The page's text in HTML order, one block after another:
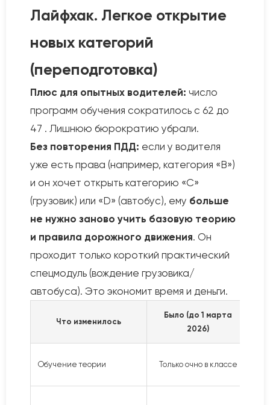
Лайфхак. Легкое открытие
новых категорий
(переподготовка)
Плюс для опытных водителей: число
программ обучения сократилось с 62 до
47 . Лишнюю бюрократию убрали.
Без повторения ПДД: если у водителя
уже есть права (например, категория «В»)
и он хочет открыть категорию «С»
(грузовик) или «D» (автобус), ему больше
не нужно заново учить базовую теорию
и правила дорожного движения. Он
проходит только короткий практический
спецмодуль (вождение грузовика/
автобуса). Это экономит время и деньги.
Что изменилось
Было (до 1 марта
2026)
Обучение теории Только очно в классе